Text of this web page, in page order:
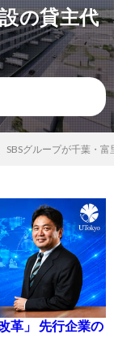
の貸主代
SBSグループが千葉・
革」 先行企業の